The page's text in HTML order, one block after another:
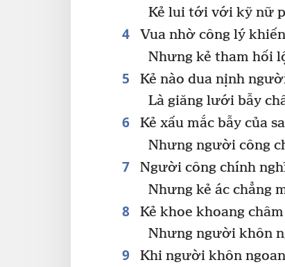
Kẻ lui tới với kỹ nữ
4 Vua nhờ công lý
Nhưng kẻ tham hối
5
Kẻ nào dua nịnh
Là giăng lưới bẫy
6 Kẻ xấu mắc bẫy của
Nhưng người công
7 Người công chính
Nhưng kẻ ác chẳng
8 Kẻ khoe khoang
Nhưng người khôn
9
Khi người khôn